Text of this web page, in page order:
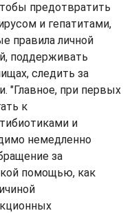
предотвратить
и гепатитами,
правила личной
поддерживать
следить за
"Главное, при первых
к
и
немедленно
за
помощью, как